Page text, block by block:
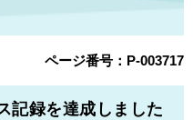
ページ番号：P-003717
記録を達成しました